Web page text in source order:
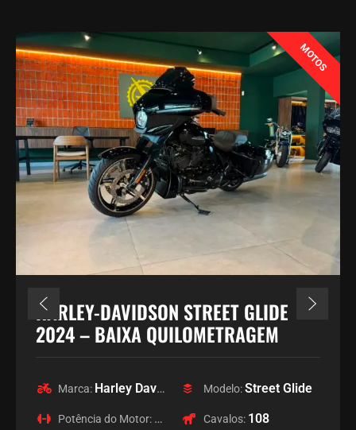
MOTOS
HARLEY-DAVIDSON STREET GLIDE
2024 – BAIXA QUILOMETRAGEM
Marca: Harley Davidson Modelo:Street Glide
Potência do Motor: 1923 Cavalos: 108